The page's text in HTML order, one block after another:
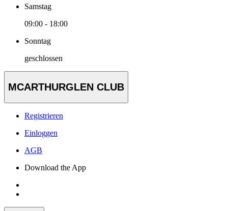
Samstag
09:00 - 18:00
Sonntag
geschlossen
MCARTHURGLEN CLUB
Registrieren
Einloggen
AGB
Download the App